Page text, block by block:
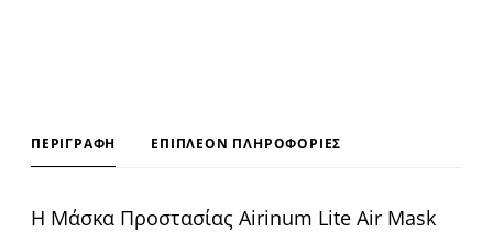
:ΠΕΡΙΓΡΑΦΉ ΕΠΙΠΛΈΟΝ ΠΛΗΡΟΦΟΡΊΕΣ
Η Μάσκα Προστασίας Airinum Lite Air Mask